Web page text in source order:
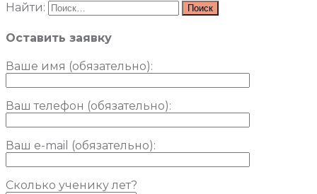
Найти:
Оставить заявку
Ваше имя (обязательно):
Ваш телефон (обязательно):
Ваш e-mail (обязательно):
Сколько ученику лет?